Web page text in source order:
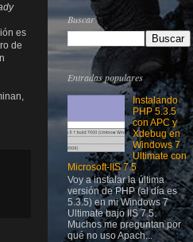
es
de
Buscar
Entradas populares
Instalando
PHP 5.3.5
con APC y
Xdebug en
Windows 7
Ultimate con
Microsoft-IIS 7.5
Voy a instalar la última
versión de PHP (al día es
5.3.5) en mi Windows 7
Ultimate bajo IIS 7.5.
Muchos me preguntan por
qué no uso Apach...